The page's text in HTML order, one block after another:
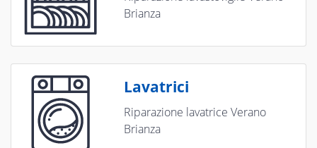
Brianza
Lavatrici
Riparazione lavatrice Verano
Brianza